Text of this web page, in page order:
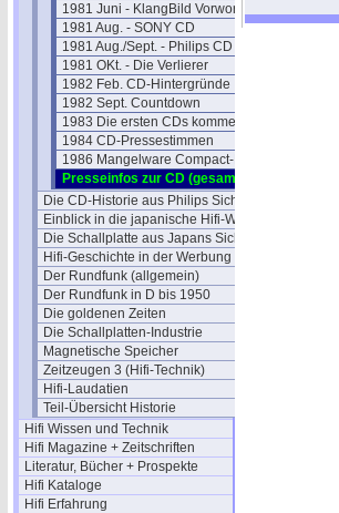
1981 Juni - KlangBild Vorwort
1981 Aug. - SONY CD
1981 Aug./Sept. - Philips CD
1981 OKt. - Die Verlierer
1982 Feb. CD-Hintergründe
1982 Sept. Countdown
1983 Die ersten CDs kommen
1984 CD-Pressestimmen
1986 Mangelware Compact-Discs
Presseinfos zur CD (gesammelt)
Die CD-Historie aus Philips Sicht
Einblick in die japanische Hifi-Welt
Die Schallplatte aus Japans Sicht
Hifi-Geschichte in der Werbung
Der Rundfunk (allgemein)
Der Rundfunk in D bis 1950
Die goldenen Zeiten
Die Schallplatten-Industrie
Magnetische Speicher
Zeitzeugen 3 (Hifi-Technik)
Hifi-Laudatien
Teil-Übersicht Historie
Hifi Wissen und Technik
Hifi Magazine + Zeitschriften
Literatur, Bücher + Prospekte
Hifi Kataloge
Hifi Erfahrung